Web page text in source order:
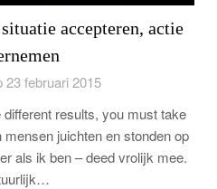
accepteren, actie
23 februari 2015
different results, you must take
mensen juichten en stonden op
als ik ben – deed vrolijk mee.